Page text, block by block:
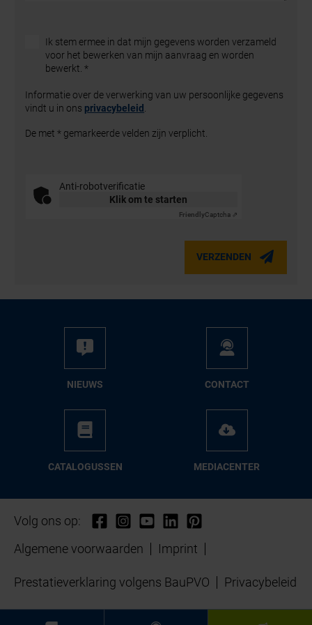
Ik stem ermee in dat mijn gegevens worden verzameld
voor het bewerken van mijn aanvraag en worden
bewerkt. *
Informatie over de verwerking van uw persoonlijke gegevens
vindt u in ons privacybeleid
De met * gemarkeerde velden zijn verplicht.
Anti-robotverificatie
Klik om te starten
FriendlyCaptcha ⇗
VERZENDEN
NIEUWS CON­TACT
CA­TA­LO­GUS­SEN ME­DIA­CEN­TER
Volg ons op:
Algemene voorwaarden
Imprint
Prestatieverklaring volgens BauPVO Privacybeleid